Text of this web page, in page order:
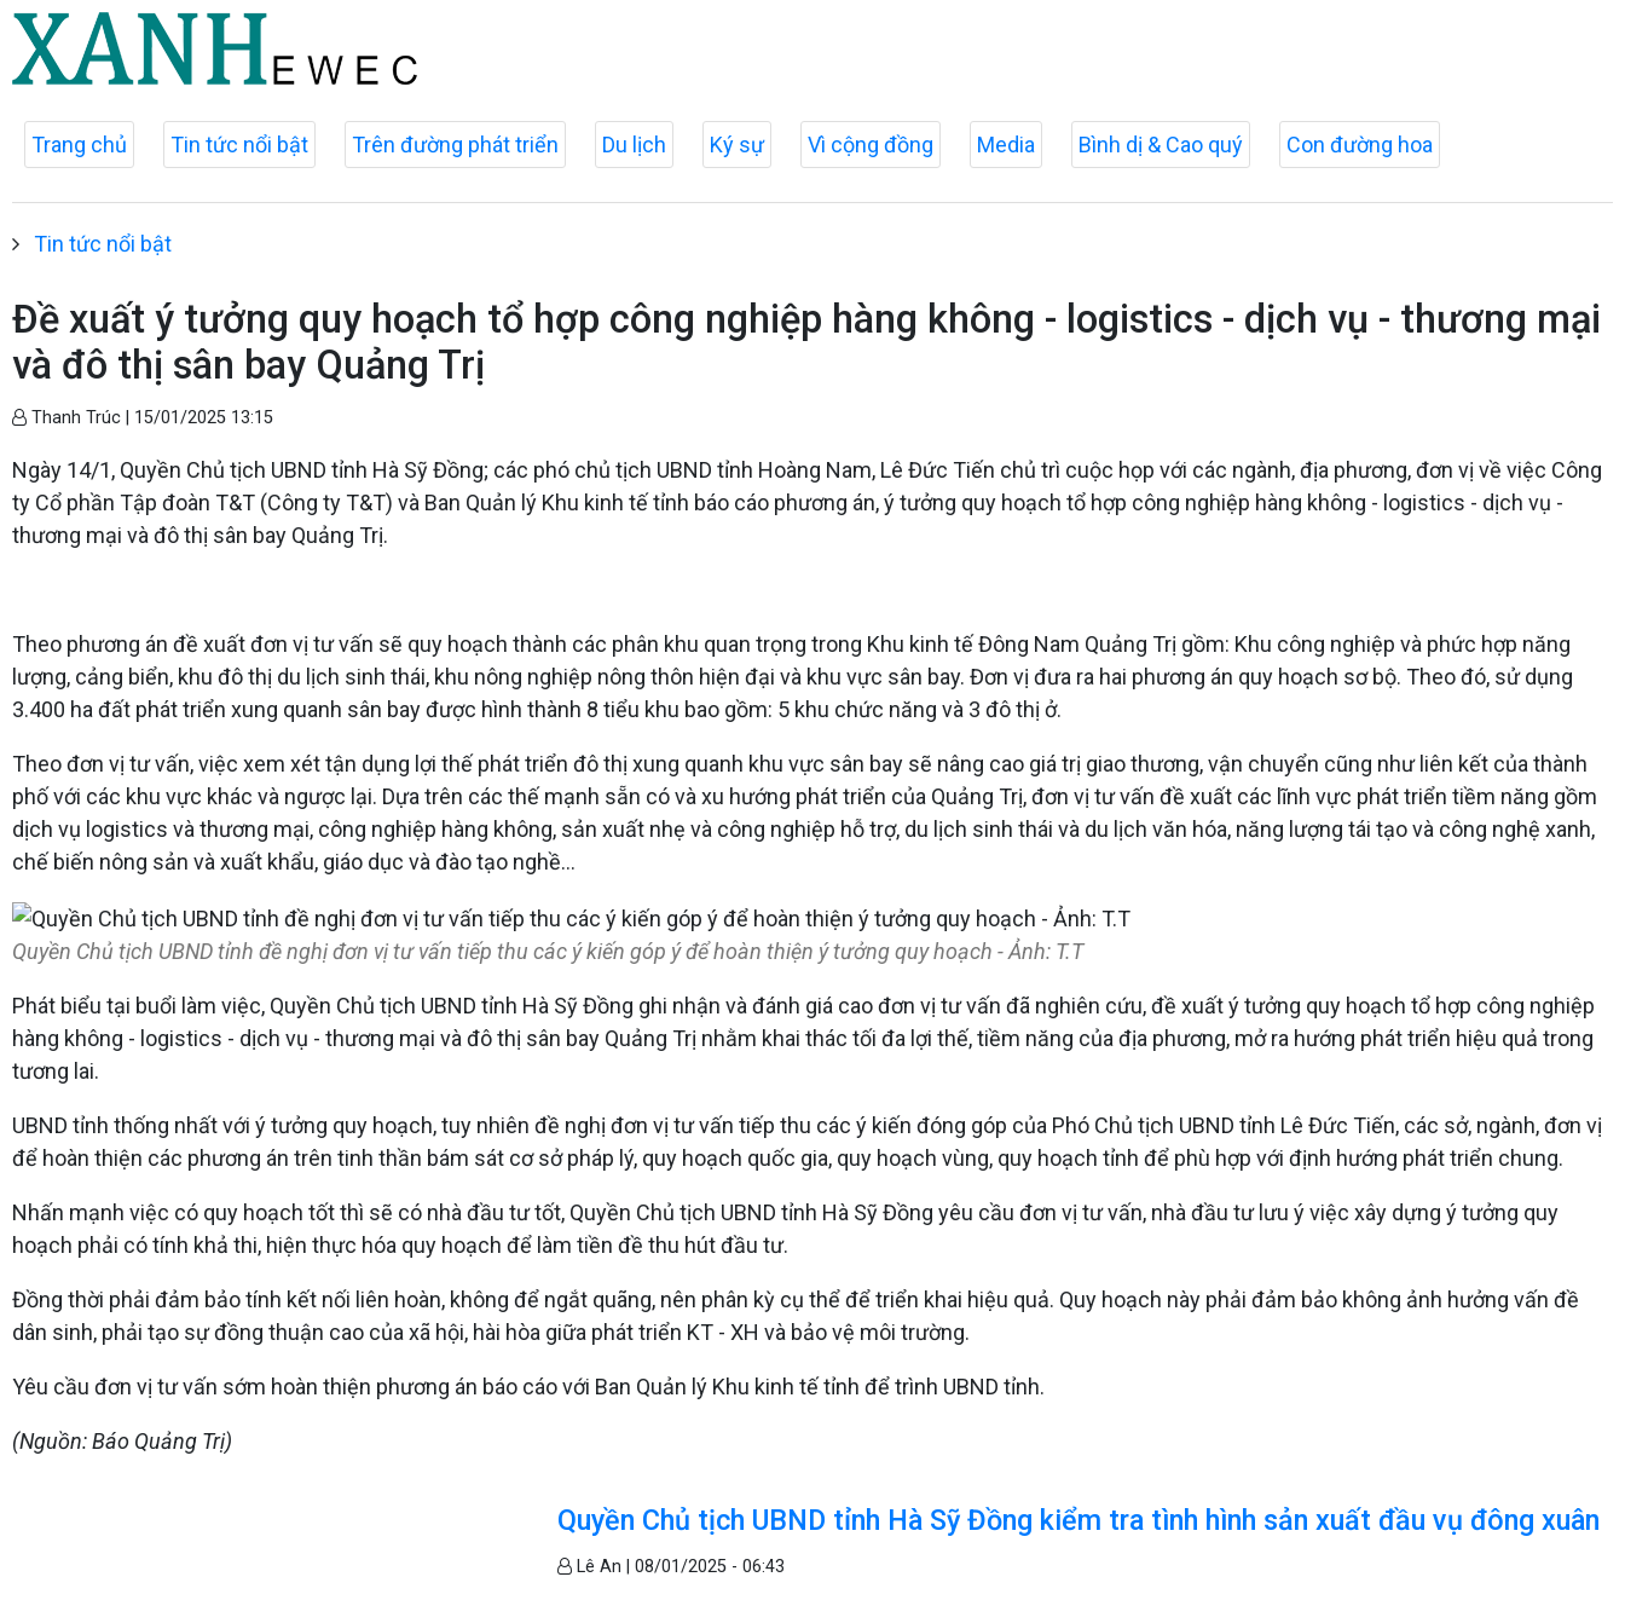
Trang chủ Tin tức nổi bật Trên đường phát triển Du lịch Ký sự Vì cộng đồng Media Bình dị & Cao quý Con đường hoa
Tin tức nổi bật
Đề xuất ý tưởng quy hoạch tổ hợp công nghiệp hàng không - logistics - dịch vụ - thương mại
và đô thị sân bay Quảng Trị
Thanh Trúc | 15/01/2025 13:15
Ngày 14/1, Quyền Chủ tịch UBND tỉnh Hà Sỹ Đồng; các phó chủ tịch UBND tỉnh Hoàng Nam, Lê Đức Tiến chủ trì cuộc họp với các ngành, địa phương, đơn vị về việc Công
ty Cổ phần Tập đoàn T&T (Công ty T&T) và Ban Quản lý Khu kinh tế tỉnh báo cáo phương án, ý tưởng quy hoạch tổ hợp công nghiệp hàng không - logistics - dịch vụ -
thương mại và đô thị sân bay Quảng Trị.
Theo phương án đề xuất đơn vị tư vấn sẽ quy hoạch thành các phân khu quan trọng trong Khu kinh tế Đông Nam Quảng Trị gồm: Khu công nghiệp và phức hợp năng
lượng, cảng biển, khu đô thị du lịch sinh thái, khu nông nghiệp nông thôn hiện đại và khu vực sân bay. Đơn vị đưa ra hai phương án quy hoạch sơ bộ. Theo đó, sử dụng
3.400 ha đất phát triển xung quanh sân bay được hình thành 8 tiểu khu bao gồm: 5 khu chức năng và 3 đô thị ở.
Theo đơn vị tư vấn, việc xem xét tận dụng lợi thế phát triển đô thị xung quanh khu vực sân bay sẽ nâng cao giá trị giao thương, vận chuyển cũng như liên kết của thành
phố với các khu vực khác và ngược lại. Dựa trên các thế mạnh sẵn có và xu hướng phát triển của Quảng Trị, đơn vị tư vấn đề xuất các lĩnh vực phát triển tiềm năng gồm
dịch vụ logistics và thương mại, công nghiệp hàng không, sản xuất nhẹ và công nghiệp hỗ trợ, du lịch sinh thái và du lịch văn hóa, năng lượng tái tạo và công nghệ xanh,
chế biến nông sản và xuất khẩu, giáo dục và đào tạo nghề...
Quyền Chủ tịch UBND tỉnh đề nghị đơn vị tư vấn tiếp thu các ý kiến góp ý để hoàn thiện ý tưởng quy hoạch - Ảnh: T.T
Phát biểu tại buổi làm việc, Quyền Chủ tịch UBND tỉnh Hà Sỹ Đồng ghi nhận và đánh giá cao đơn vị tư vấn đã nghiên cứu, đề xuất ý tưởng quy hoạch tổ hợp công nghiệp
hàng không - logistics - dịch vụ - thương mại và đô thị sân bay Quảng Trị nhằm khai thác tối đa lợi thế, tiềm năng của địa phương, mở ra hướng phát triển hiệu quả trong
tương lai.
UBND tỉnh thống nhất với ý tưởng quy hoạch, tuy nhiên đề nghị đơn vị tư vấn tiếp thu các ý kiến đóng góp của Phó Chủ tịch UBND tỉnh Lê Đức Tiến, các sở, ngành, đơn vị
để hoàn thiện các phương án trên tinh thần bám sát cơ sở pháp lý, quy hoạch quốc gia, quy hoạch vùng, quy hoạch tỉnh để phù hợp với định hướng phát triển chung.
Nhấn mạnh việc có quy hoạch tốt thì sẽ có nhà đầu tư tốt, Quyền Chủ tịch UBND tỉnh Hà Sỹ Đồng yêu cầu đơn vị tư vấn, nhà đầu tư lưu ý việc xây dựng ý tưởng quy
hoạch phải có tính khả thi, hiện thực hóa quy hoạch để làm tiền đề thu hút đầu tư.
Đồng thời phải đảm bảo tính kết nối liên hoàn, không để ngắt quãng, nên phân kỳ cụ thể để triển khai hiệu quả. Quy hoạch này phải đảm bảo không ảnh hưởng vấn đề
dân sinh, phải tạo sự đồng thuận cao của xã hội, hài hòa giữa phát triển KT - XH và bảo vệ môi trường.
Yêu cầu đơn vị tư vấn sớm hoàn thiện phương án báo cáo với Ban Quản lý Khu kinh tế tỉnh để trình UBND tỉnh.
(Nguồn: Báo Quảng Trị)
Quyền Chủ tịch UBND tỉnh Hà Sỹ Đồng kiểm tra tình hình sản xuất đầu vụ đông xuân
Lê An |08/01/2025 - 06:43